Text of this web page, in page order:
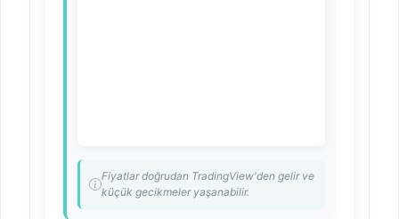
Fiyatlar doğrudan TradingView'den gelir ve
küçük gecikmeler yaşanabilir.